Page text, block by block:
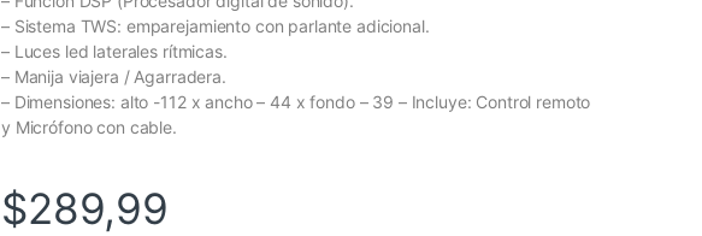
– Sistema TWS: emparejamiento con parlante adicional.
– Luces led laterales rítmicas.
– Manija viajera / Agarradera.
– Dimensiones: alto -112 x ancho – 44 x fondo – 39 – Incluye: Control remoto
y Micrófono con cable.
$289,99